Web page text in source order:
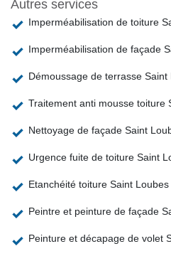
Autres services
Imperméabilisation de toiture
Imperméabilisation de façade
Démoussage de terrasse Saint
Traitement anti mousse toiture
Nettoyage de façade Saint
Urgence fuite de toiture Saint
Etanchéité toiture Saint Loubes
Peintre et peinture de façade
Peinture et décapage de volet